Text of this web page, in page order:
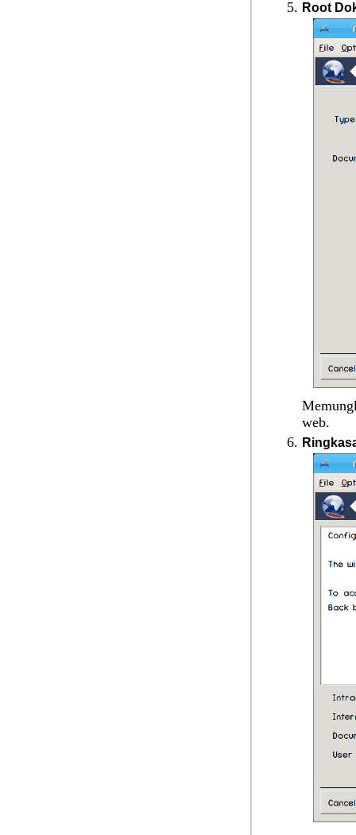
Root
web.